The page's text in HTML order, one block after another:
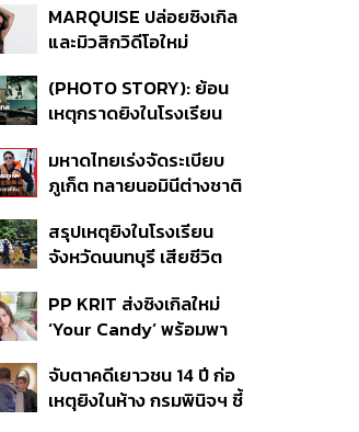
MARQUISE ปล่อยซิงเกิล
และมิวสิกวิดีโอใหม่
สัมพันธ์สุด Toxic
(PHOTO STORY): ย้อน
เหตุกราดยิงในโรงเรียน
นักเรียน
มหาดไทยเร่งจัดระเบียบ
ภูเก็ต ทลายนอมินีต่างชาติ
ที่ดิน เคลียร์ใบอนุญาต
โรงแรมค้าง 7 ปี
สรุปเหตุยิงในโรงเรียน
จังหวัดนนทบุรี เสียชีวิต
ปมค้นประวัติคดีกราดยิงที่
สหรัฐฯ
PP KRIT ส่งซิงเกิลใหม่
‘Your Candy’ พร้อมพา
สิกวิดีโอ
จับตาคดีเยาวชน 14 ปี ก่อ
เหตุยิงในห้าง กรมพินิจฯ ชี้